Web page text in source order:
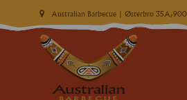
Australian Barbecue | Østerbro 35A,